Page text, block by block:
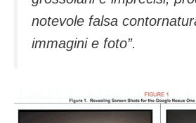
notevole falsa
immagini e foto”.